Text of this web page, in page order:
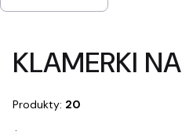
KLAMERKI
Produkty: 20
.: